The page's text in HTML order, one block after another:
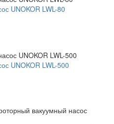
UNOKOR LWL-80
UNOKOR LWL-500